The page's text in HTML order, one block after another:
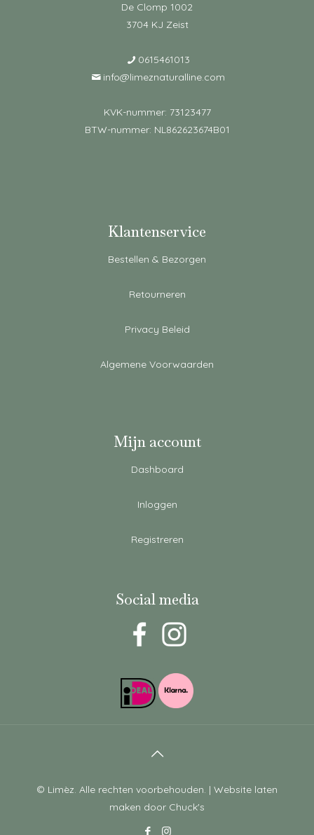
De Clomp 1002
3704 KJ Zeist
0615461013
info@limeznaturalline.com
KVK-nummer: 73123477
BTW-nummer: NL862623674B01
Klantenservice
Bestellen & Bezorgen
Retourneren
Privacy Beleid
Algemene Voorwaarden
Mijn account
Dashboard
Inloggen
Registreren
Social media
© Limèz. Alle rechten voorbehouden. | Website laten
maken door Chuck's